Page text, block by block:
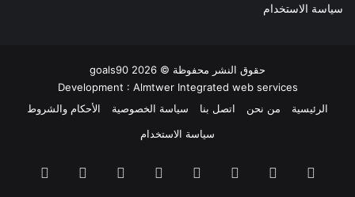
سياسة الاستخدام
حقوق النشر محفوظة © goals90 2026
Development : Almtwer Integrated web services
الرئيسية
من نحن اتصل بنا سياسة الخصوصية
الأحكام والشروط
سياسة الاستخدام
فيسبوك بينتيريست‫YouTube انستقرام